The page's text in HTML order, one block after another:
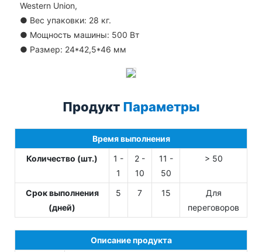
Western Union,
● Вес упаковки: 28 кг.
● Мощность машины: 500 Вт
● Размер: 24*42,5*46 мм
Продукт Параметры
Время выполнения
Количество (шт.)
1 -
1
2 -
10
11 -
50
> 50
Срок выполнения
(дней)
5 7 15
Для
переговоров
Описание продукта